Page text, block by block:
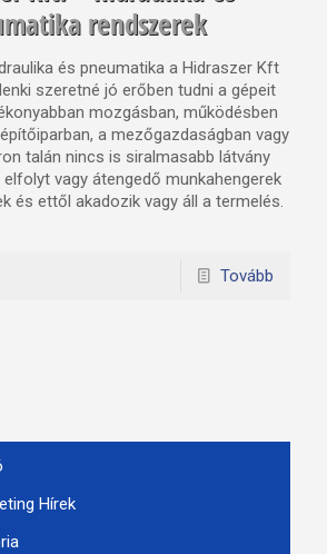
rendszerek
és pneumatika a Hidraszer Kft
szeretné jó erőben tudni a gépeit
mozgásban, működésben
a mezőgazdaságban vagy
talán nincs is siralmasabb látvány
vagy átengedő munkahengerek
és ettől akadozik vagy áll a termelés.
Tovább
Hírek